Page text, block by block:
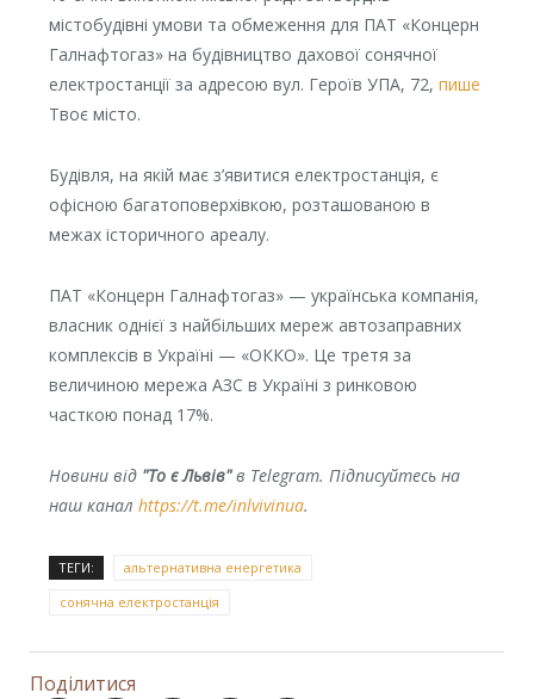
містобудівні умови та обмеження для ПАТ «Концерн
Галнафтогаз» на будівництво дахової сонячної
електростанції за адресою вул. Героїв УПА, 72, пише
Твоє місто.
Будівля, на якій має з’явитися електростанція, є
офісною багатоповерхівкою, розташованою в
межах історичного ареалу.
ПАТ «Концерн Галнафтогаз» — українська компанія,
власник однієї з найбільших мереж автозаправних
комплексів в Україні — «ОККО». Це третя за
величиною мережа АЗС в Україні з ринковою
часткою понад 17%.
Новини від "То є Львів"в Telegram. Підписуйтесь на
наш канал https://t.me/inlvivinua.
ТЕГИ:
альтернативна енергетика
сонячна електростанція
Поділитися